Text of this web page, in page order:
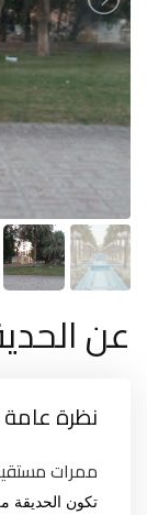
عن
نظرة عامة
ممرات
تكون الحديقة